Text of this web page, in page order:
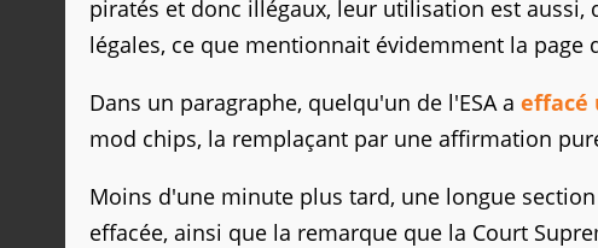
piratés et donc illégaux, leur utilisation est
légales, ce que mentionnait évidemment la page
Dans un paragraphe, quelqu'un de l'ESA a effacé
mod chips, la remplaçant par une affirmation
Moins d'une minute plus tard, une longue
effacée, ainsi que la remarque que la Court